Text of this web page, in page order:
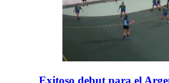
Exitoso debut para el